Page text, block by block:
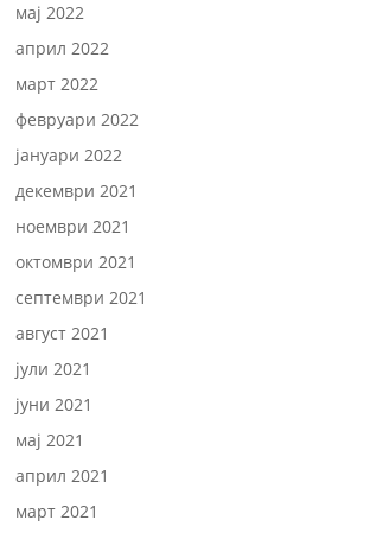
мај 2022
април 2022
март 2022
февруари 2022
јануари 2022
декември 2021
ноември 2021
октомври 2021
септември 2021
август 2021
јули 2021
јуни 2021
мај 2021
април 2021
март 2021